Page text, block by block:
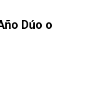
Dúo o